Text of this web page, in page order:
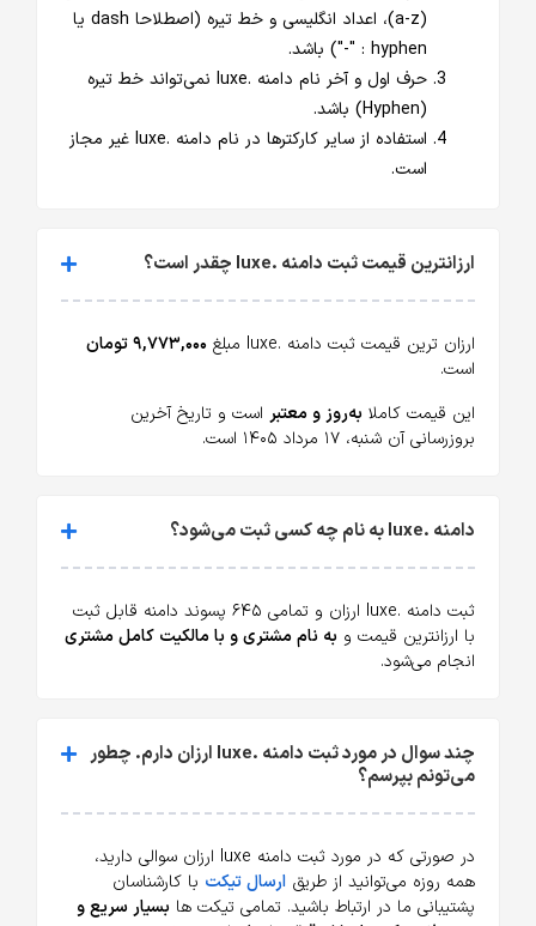
(a-z)، اعداد انگلیسی و خط تیره (اصطلاحا dash یا
hyphen : "-") باشد.
حرف اول و آخر نام دامنه .luxe نمی‌تواند خط تیره
(Hyphen) باشد.
استفاده از سایر کارکترها در نام دامنه .luxe غیر مجاز
است.
ارزانترین قیمت ثبت دامنه .luxe چقدر است؟
ارزان ترین قیمت ثبت دامنه .luxe مبلغ
۹,۷۷۳,۰۰۰ تومان
است.
این قیمت کاملا به‌روز و معتبر است و تاریخ آخرین
بروزرسانی آن شنبه، ۱۷ مرداد ۱۴۰۵ است.
دامنه .luxe به نام چه کسی ثبت می‌شود؟
ثبت دامنه .luxe ارزان و تمامی ۶۴۵ پسوند دامنه قابل ثبت
با ارزانترین قیمت و به نام مشتری و با مالکیت کامل مشتری
انجام می‌شود.
چند سوال در مورد ثبت دامنه .luxe ارزان دارم. چطور
می‌تونم بپرسم؟
در صورتی که در مورد ثبت دامنه luxe ارزان سوالی دارید،
همه روزه می‌توانید از طریق ارسال تیکت با کارشناسان
پشتیبانی ما در ارتباط باشید. تمامی تیکت ها بسیار سریع و